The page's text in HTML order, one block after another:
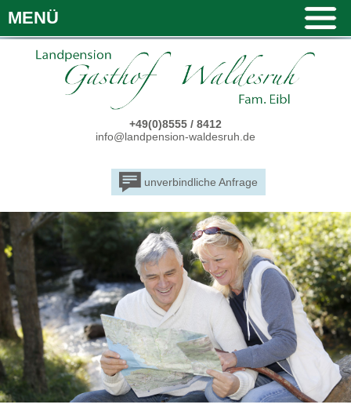
+49(0)8555 / 8412
info@landpension-waldesruh.de
unverbindliche Anfrage
MENÜ